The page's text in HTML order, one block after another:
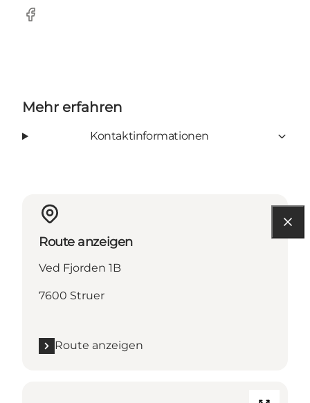
Facebook
Mehr erfahren
Kontaktinformationen
Route anzeigen
Ved Fjorden 1B
7600 Struer
Route anzeigen